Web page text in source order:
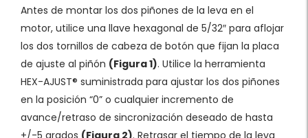
Antes de montar los dos piñones de la leva en el
motor, utilice una llave hexagonal de 5/32″ para aflojar
los dos tornillos de cabeza de botón que fijan la placa
de ajuste al piñón (Figura 1). Utilice la herramienta
HEX-AJUST® suministrada para ajustar los dos piñones
en la posición “0” o cualquier incremento de
avance/retraso de sincronización deseado de hasta
+/-5 grados (Figura 2). Retrasar el tiempo de la leva